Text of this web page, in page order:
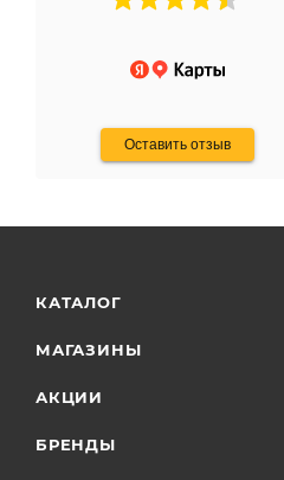
Оставить отзыв
и дают только на год)
КАТАЛОГ
МАГАЗИНЫ
АКЦИИ
БРЕНДЫ